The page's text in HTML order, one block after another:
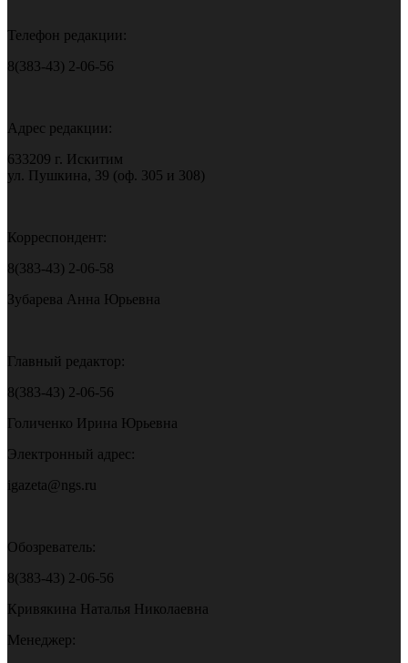
Телефон редакции:
8(383-43) 2-06-56
Адрес редакции:
633209 г. Искитим
ул. Пушкина, 39 (оф. 305 и 308)
Корреспондент:
8(383-43) 2-06-58
Зубарева Анна Юрьевна
Главный редактор:
8(383-43) 2-06-56
Голиченко Ирина Юрьевна
Электронный адрес:
igazeta@ngs.ru
Обозреватель:
8(383-43) 2-06-56
Кривякина Наталья Николаевна
Менеджер: